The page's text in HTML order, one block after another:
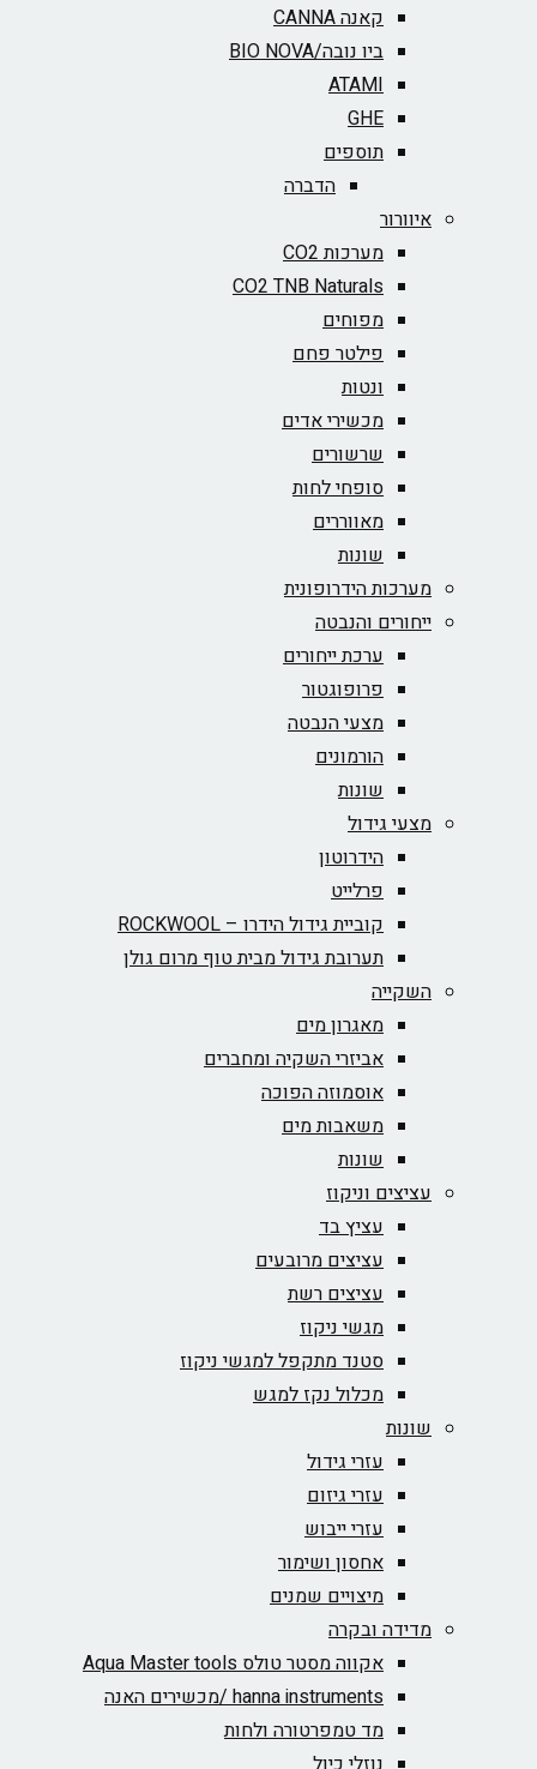
קאנה CANNA
ביו נובה/BIO NOVA‏
ATAMI
GHE
תוספים
הדברה
איוורור
מערכות CO2
CO2 TNB Naturals
מפוחים
פילטר פחם
ונטות
מכשירי אדים
שרשורים
סופחי לחות
מאווררים
שונות
מערכות הידרופונית
ייחורים והנבטה
ערכת ייחורים
פרופוגטור
מצעי הנבטה
הורמונים
שונות
מצעי גידול
הידרוטון
פרלייט
קוביית גידול הידרו – ROCKWOOL‏
תערובת גידול מבית טוף מרום גולן
השקייה
מאגרון מים
אביזרי השקיה ומחברים
אוסמוזה הפוכה
משאבות מים
שונות
עציצים וניקוז
עציץ בד
עציצים מרובעים
עציצים רשת
מגשי ניקוז
סטנד מתקפל למגשי ניקוז
מכלול נקז למגש
שונות
עזרי גידול
עזרי גיזום
עזרי ייבוש
אחסון ושימור
מיצויים שמנים
מדידה ובקרה
אקווה מסטר טולס Aqua Master tools
hanna instruments /מכשירים האנה
מד טמפרטורה ולחות